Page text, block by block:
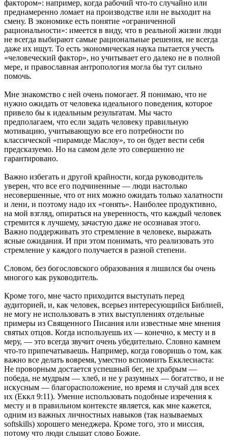
фактором»: например, когда рабочий что-то случайно или
преднамеренно ломает на производстве или не выходит на
смену. В экономике есть понятие «ограниченной
рациональности»: имеется в виду, что в реальной жизни люди
не всегда выбирают самые рациональные решения, не всегда
даже их ищут. То есть экономическая наука пытается учесть
«человеческий фактор», но учитывает его далеко не в полной
мере, и православная антропология могла бы тут сильно
помочь.
Мне знакомство с ней очень помогает. Я понимаю, что не
нужно ожидать от человека идеального поведения, которое
привело бы к идеальным результатам. Мы часто
предполагаем, что если задать человеку правильную
мотивацию, учитывающую все его потребности по
классической «пирамиде Маслоу», то он будет вести себя
предсказуемо. Но на самом деле это совершенно не
гарантировано.
Важно избегать и другой крайности, когда руководитель
уверен, что все его подчиненные — люди настолько
несовершенные, что от них можно ожидать только халатности
и лени, и поэтому надо их «гонять». Наиболее продуктивно,
на мой взгляд, опираться на уверенность, что каждый человек
стремится к лучшему, зачастую даже не осознавая этого.
Важно поддерживать это стремление в человеке, выражать
ясные ожидания. И при этом понимать, что реализовать это
стремление у каждого получается в разной степени.
Словом, без богословского образования я лишился бы очень
многого как руководитель.
Кроме того, мне часто приходится выступать перед
аудиторией, и, как человек, всерьез интересующийся Библией,
не могу не использовать в этих выступлениях отдельные
примеры из Священного Писания или известные мне мнения
святых отцов. Когда используешь их — конечно, к месту и в
меру, — это всегда звучит очень убедительно. Словно камнем
что-то припечатываешь. Например, когда говоришь о том, как
важно все делать вовремя, уместно вспомнить Екклесиаста:
Не проворным достается успешный бег, не храбрым —
победа, не мудрым — хлеб, и не у разумных — богатство, и не
искусным — благорасположение, но время и случай для всех
их (Еккл 9:11). Умение использовать подобные изречения к
месту и в правильном контексте является, как мне кажется,
одним из важных личностных навыков (так называемых
softskills) хорошего менеджера. Кроме того, это и миссия,
потому что люди слышат слово Божие.